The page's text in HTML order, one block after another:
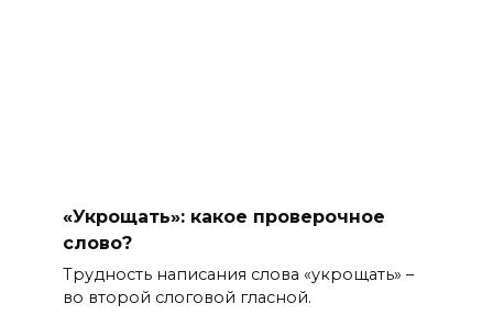
«Укрощать»: какое проверочное
слово?
Трудность написания слова «укрощать» –
во второй слоговой гласной.